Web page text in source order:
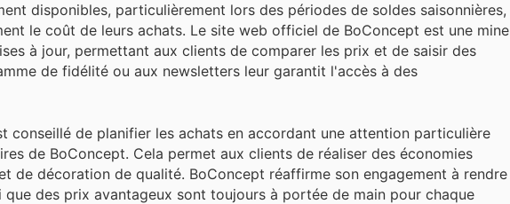
disponibles, particulièrement lors des périodes de soldes saisonnières,
le coût de leurs achats. Le site web officiel de BoConcept est une mine
à jour, permettant aux clients de comparer les prix et de saisir des
de fidélité ou aux newsletters leur garantit l'accès à des
conseillé de planifier les achats en accordant une attention particulière
de BoConcept. Cela permet aux clients de réaliser des économies
de décoration de qualité. BoConcept réaffirme son engagement à rendre
des prix avantageux sont toujours à portée de main pour chaque